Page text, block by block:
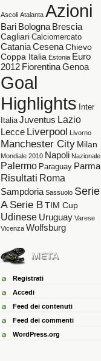
Ascoli Atalanta Azioni
Bari Bologna Brescia
Cagliari Calciomercato
CataniaCesenaChievo
Coppa Italia Estonia Euro
2012 FiorentinaGenoa
Goal
Highlights Inter
Italia Juventus Lazio
Lecce Liverpool Livorno
Manchester City Milan
Mondiale 2010 Napoli Nazionale
Palermo Paraguay Parma
Risultati Roma
Sampdoria Sassuolo Serie
A Serie BTIM Cup
Udinese Uruguay Varese
Vicenza Wolfsburg
Registrati
Accedi
Feed dei contenuti
Feed dei commenti
WordPress.org